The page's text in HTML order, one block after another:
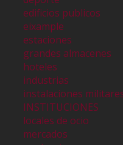
edificios publicos
eixample
estaciones
grandes almacenes
hoteles
industrias
instalaciones
INSTITUCIONES
locales de ocio
mercados